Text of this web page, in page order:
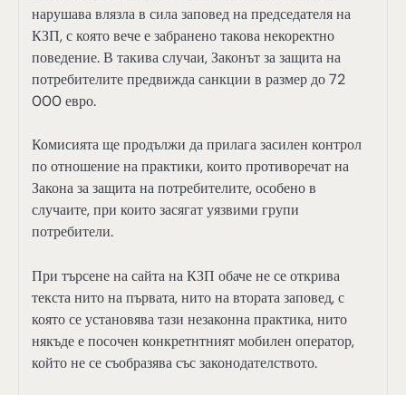
нарушава влязла в сила заповед на председателя на
КЗП, с която вече е забранено такова некоректно
поведение. В такива случаи, Законът за защита на
потребителите предвижда санкции в размер до 72
000 евро.
Комисията ще продължи да прилага засилен контрол
по отношение на практики, които противоречат на
Закона за защита на потребителите, особено в
случаите, при които засягат уязвими групи
потребители.
При търсене на сайта на КЗП обаче не се открива
текста нито на първата, нито на втората заповед, с
която се установява тази незаконна практика, нито
някъде е посочен конкретнтният мобилен оператор,
който не се съобразява със законодателството.